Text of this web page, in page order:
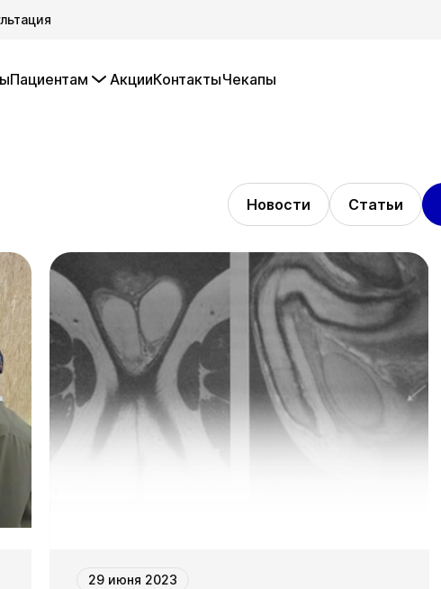
Пациентам АкцииКонтактыЧекапы
Новости Статьи
29 июня 2023